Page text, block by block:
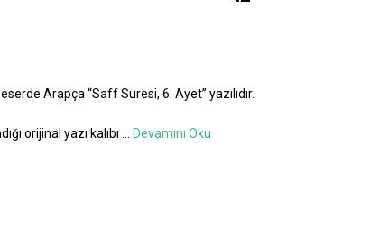
Arapça “Saff Suresi, 6. Ayet” yazılıdır.
orijinal yazı kalıbı
Devamını Oku